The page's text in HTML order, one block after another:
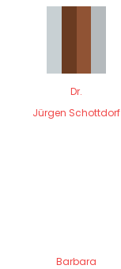
Dr.
Jürgen Schottdorf
Barbara